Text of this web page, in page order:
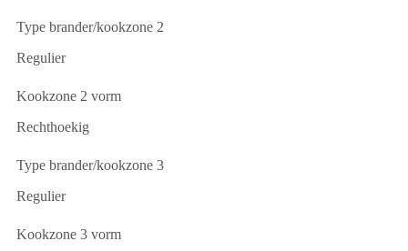
Type brander/kookzone 2
Regulier
Kookzone 2 vorm
Rechthoekig
Type brander/kookzone 3
Regulier
Kookzone 3 vorm